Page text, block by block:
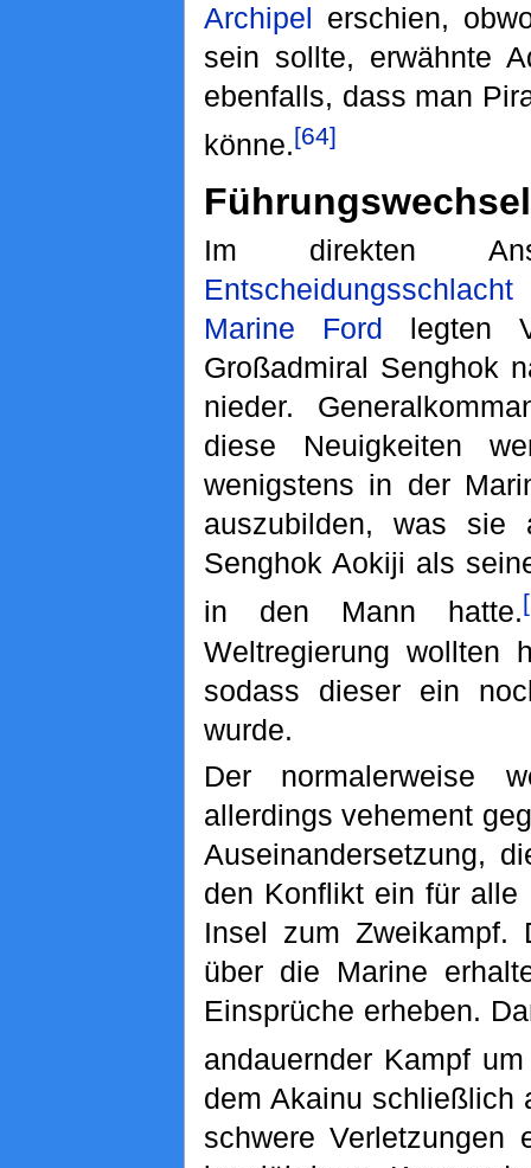
Archipel erschien,
sein sollte, erwähnte
ebenfalls, dass man
könne.[64]
Führungswechsel
Im direkten
Marine Ford legten
Großadmiral Senghok
nieder.
diese Neuigkeiten
wenigstens in der
auszubilden, was sie
Senghok Aokiji als
in den Mann hatte.
Weltregierung wollten
sodass dieser ein
wurde.
Der normalerweise
allerdings vehement
Auseinandersetzung,
den Konflikt ein für
Insel zum Zweikampf.
über die Marine
Einsprüche erheben.
andauernder Kampf
dem Akainu schließlich
schwere Verletzungen